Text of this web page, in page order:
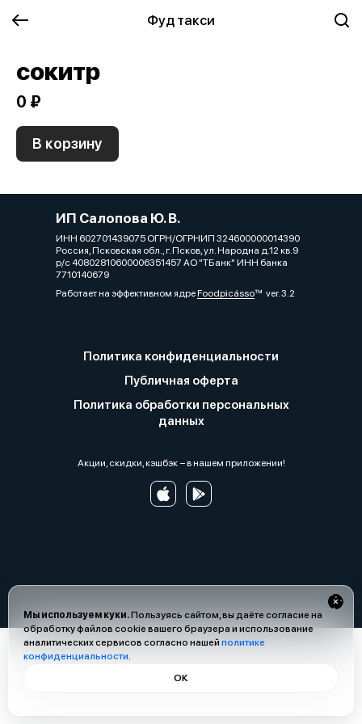
Фуд такси
Мы используем куки.Пользуясь сайтом, вы даёте согласие на
обработку файлов cookie вашего браузера и использование
аналитических сервисов согласно нашей политике
конфиденциальности.
ОК
сокитр
0 ₽
В корзину
ИП Салопова Ю. В.
ИНН 602701439075 ОГРН/ОГРНИП 324600000014390
Россия, Псковская обл., г. Псков, ул. Народна д.12 кв.9
р/с 40802810600006351457 АО "ТБанк" ИНН банка
7710140679
Работает на эффективном ядреFoodpicássover. 3.2
Политика конфиденциальности
Публичная оферта
Политика обработки персональных
данных
Акции, скидки, кэшбэк − в нашем приложении!